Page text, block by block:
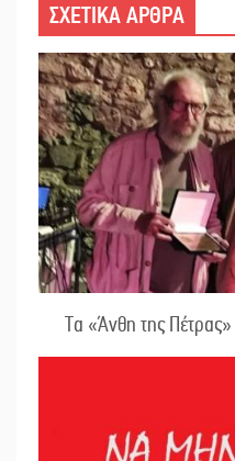
ΣΧΕΤΙΚΑ ΑΡΘΡΑ
Τα «Άνθη της